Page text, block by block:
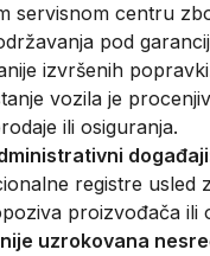
servisnom centru
pod
izvršenih
vozila je
ili osiguranja.
registre usled
proizvođača ili
uzrokovana